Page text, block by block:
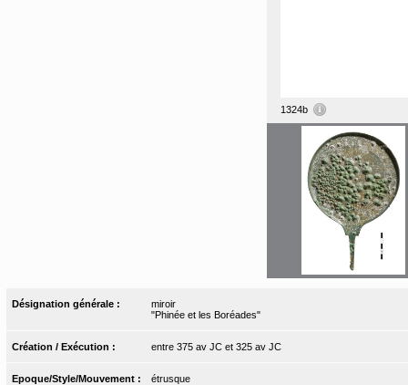
1324b
Désignation générale :
miroir
"Phinée et les Boréades"
Création / Exécution : entre 375 av JC et 325 av JC
Epoque/Style/Mouvement : étrusque